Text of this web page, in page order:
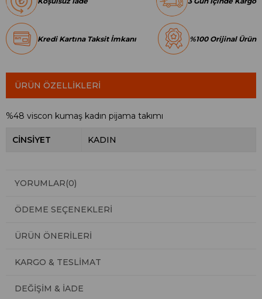
Kredi Kartına Taksit İmkanı %100 Orijinal Ürün
ÜRÜN ÖZELLIKLERI
%48 viscon kumaş kadın pijama takımı
CİNSİYET KADIN
YORUMLAR(0)
ÖDEME SEÇENEKLERI
ÜRÜN ÖNERILERI
KARGO & TESLIMAT
DEĞIŞIM & İADE